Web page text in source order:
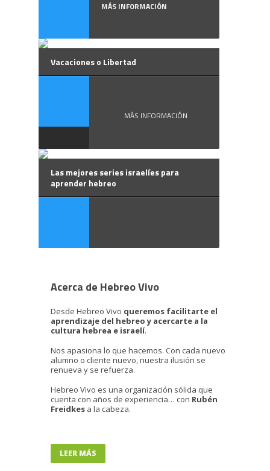
MÁS INFORMACIÓN
Vacaciones o Libertad
MÁS INFORMACIÓN
Las mejores series israelíes para
aprender hebreo
Acerca de Hebreo Vivo
Desde Hebreo Vivo queremos facilitarte el
aprendizaje del hebreo y acercarte a la
cultura hebrea e israelí.
Nos apasiona lo que hacemos. Con cada nuevo
alumno o cliente nuevo, nuestra ilusión se
renueva y se refuerza.
Hebreo Vivo es una organización sólida que
cuenta con años de experiencia… con Rubén
Freidkes a la cabeza.
LEER MÁS